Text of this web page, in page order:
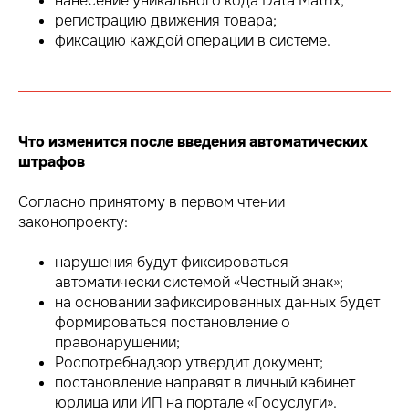
регистрацию движения товара;
фиксацию каждой операции в системе.
Что изменится после введения автоматических
штрафов
Согласно принятому в первом чтении
законопроекту:
нарушения будут фиксироваться
автоматически системой «Честный знак»;
на основании зафиксированных данных будет
формироваться постановление о
правонарушении;
Роспотребнадзор утвердит документ;
постановление направят в личный кабинет
юрлица или ИП на портале «Госуслуги».